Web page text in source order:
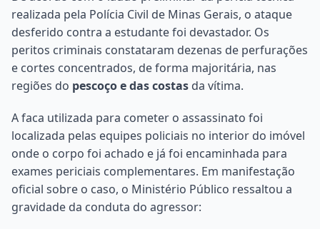
realizada pela Polícia Civil de Minas Gerais, o ataque
desferido contra a estudante foi devastador. Os
peritos criminais constataram dezenas de perfurações
e cortes concentrados, de forma majoritária, nas
regiões do pescoço e das costas da vítima.
A faca utilizada para cometer o assassinato foi
localizada pelas equipes policiais no interior do imóvel
onde o corpo foi achado e já foi encaminhada para
exames periciais complementares. Em manifestação
oficial sobre o caso, o Ministério Público ressaltou a
gravidade da conduta do agressor: